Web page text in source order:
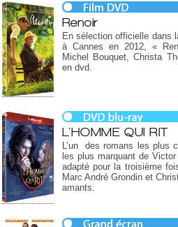
Renoir
En sélection officielle dans
à Cannes en 2012, «
Michel Bouquet, Christa
en dvd.
L'HOMME QUI RIT
L’un des romans les plus
les plus marquant de
adapté pour la troisième
Marc André Grondin et
amants.